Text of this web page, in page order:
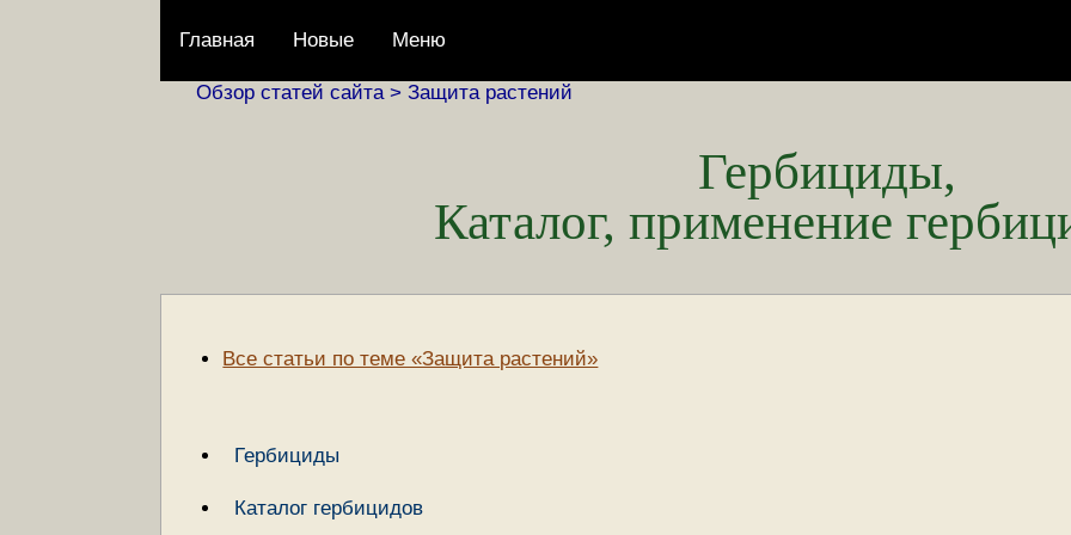
Главная Новые Меню
Обзор статей сайта >Защита растений
Гербициды,
Каталог, применение
Все статьи по теме «Защита растений»
Гербициды
Каталог гербицидов